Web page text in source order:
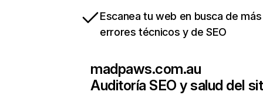
Escanea tu web en busca de
errores técnicos y de SEO
madpaws.com.au
Auditoría SEO y salud del